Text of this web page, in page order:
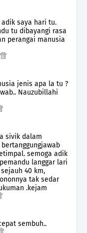
adik saya hari tu.
tu dibayangi rasa
perangai manusia
jenis apa la tu ?
Nauzubillahi
sivik dalam
semoga adik
langgar lari
40 km,
tak sedar
.kejam
sembuh..